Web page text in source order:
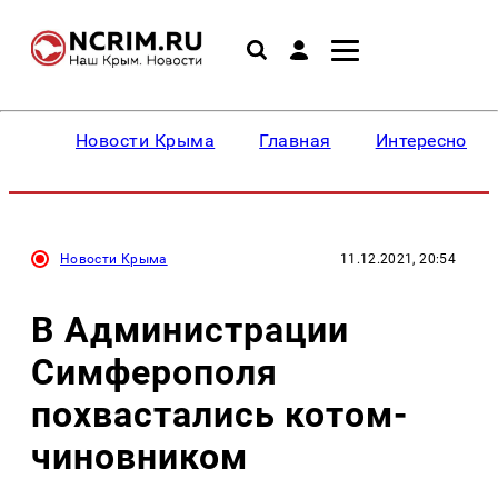
Новости Крыма Главная Интересное
Новости Крыма 11.12.2021, 20:54
В Администрации
Симферополя
похвастались котом-
чиновником